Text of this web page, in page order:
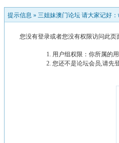
提示信息 » 三姐妹澳门论坛 请大家记好
您没有登录或者您没有权限访问此页
用户组权限：你所属的
您还不是论坛会员,请先